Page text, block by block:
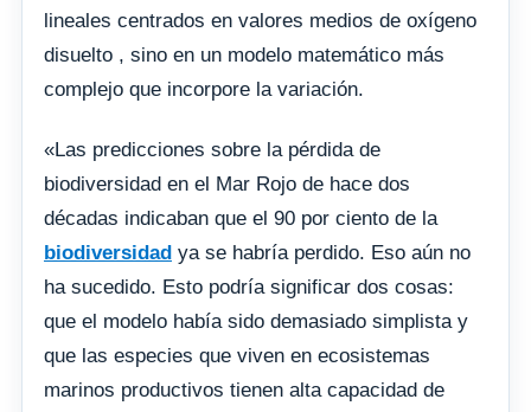
lineales centrados en valores medios de oxígeno
disuelto , sino en un modelo matemático más
complejo que incorpore la variación.
«Las predicciones sobre la pérdida de
biodiversidad en el Mar Rojo de hace dos
décadas indicaban que el 90 por ciento de la
biodiversidad ya se habría perdido. Eso aún no
ha sucedido. Esto podría significar dos cosas:
que el modelo había sido demasiado simplista y
que las especies que viven en ecosistemas
marinos productivos tienen alta capacidad de